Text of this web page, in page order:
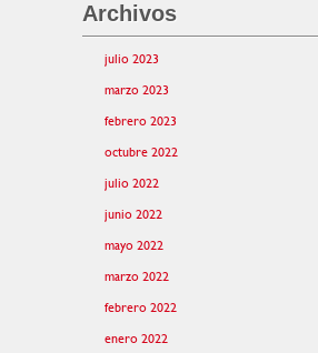
Archivos
julio 2023
marzo 2023
febrero 2023
octubre 2022
julio 2022
junio 2022
mayo 2022
marzo 2022
febrero 2022
enero 2022